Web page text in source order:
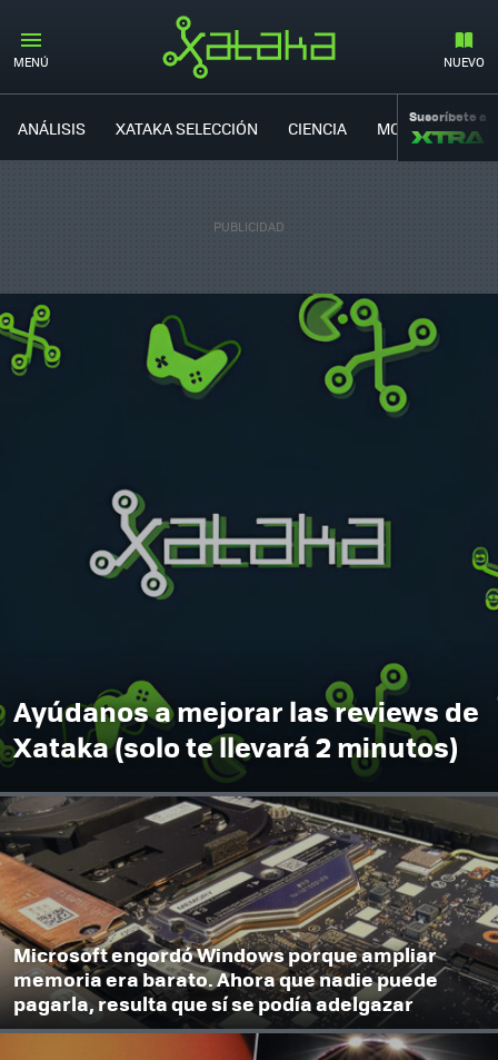
MENÚ NUEVO
ANÁLISIS XATAKA SELECCIÓN CIENCIA MOVILIDAD
Suscríbete a
Ayúdanos a mejorar las reviews de
Xataka (solo te llevará 2 minutos)
Microsoft engordó Windows porque ampliar
memoria era barato. Ahora que nadie puede
pagarla, resulta que sí se podía adelgazar